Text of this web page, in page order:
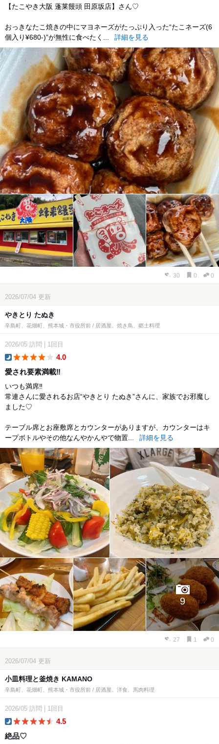
【たこやき大阪 蓬莱饅頭 田原坂店】さん♡
おっきなたこ焼きの中にマヨネーズがたっぷり入った“たこネーズ(6
個入り¥680-)”が無性に食べたく...
詳細を見る
30 0 0
2026/07/04 更新
やきとり たぬき
辛島町、花畑町、熊本城・市役所前 / 居酒屋、焼き鳥、郷土料理
2026/05 訪問 1回目
4.0
愛され要素満載‼︎
いつも満席‼︎
常連さんに愛されるお店“やきとり たぬき”さんに、家族でお邪魔し
ました♡
テーブル席とお座敷席とカウンターがありますが、カウンターはキ
ープボトルやその他なんやかんやで物置...
詳細を見る
9
27 1 0
2026/07/04 更新
小皿料理と釜焼き KAMANO
辛島町、花畑町、熊本城・市役所前 / 居酒屋、洋食、馬肉料理
2026/05 訪問 | 1回目
4.5
絶品♡